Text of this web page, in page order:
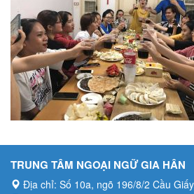
TRUNG TÂM NGOẠI NGỮ GIA HÂN
Địa chỉ: Số 10a, ngõ 196/8/2 Cầu
Hotline: 0984.413.615
Email: tiengtrungvuive@gmail.com
LỊCH KHAI GIẢNG